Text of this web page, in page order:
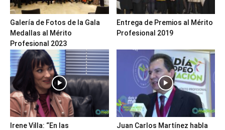
Galería de Fotos de la Gala
Medallas al Mérito
Profesional 2023
Entrega de Premios al Mérito
Profesional 2019
Irene Villa: “En las
Juan Carlos Martínez habla